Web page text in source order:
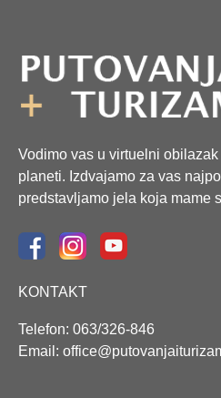
Vodimo vas u virtuelni
planeti. Izdvajamo za vas
predstavljamo jela koja mame
KONTAKT
Telefon: 063/326-846
Email: